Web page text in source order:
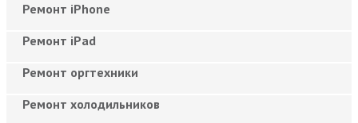
Ремонт iPhone
Ремонт iPad
Ремонт оргтехники
Ремонт холодильников